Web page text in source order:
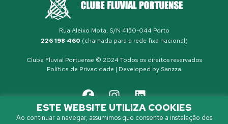
Rua Aleixo Mota, S/N 4150-044 Porto
226 198 460 (chamada para a rede fixa nacional)
Clube Fluvial Portuense © 2024 Todos os direitos reservados
Política de Privacidade | Developed by Sanzza
ESTE WEBSITE UTILIZA COOKIES
Ao continuar a navegar, assumimos que consente a instalação dos